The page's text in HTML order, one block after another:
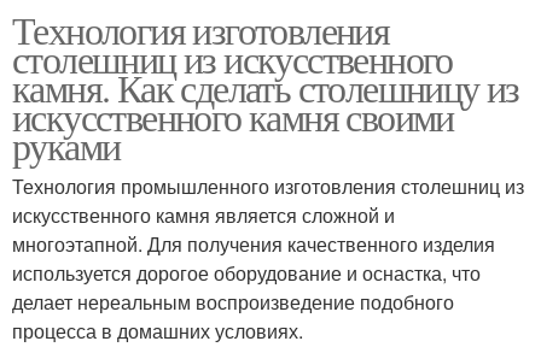
Технология изготовления
столешниц из искусственного
камня. Как сделать столешницу из
искусственного камня своими
руками
Технология промышленного изготовления столешниц из
искусственного камня является сложной и
многоэтапной. Для получения качественного изделия
используется дорогое оборудование и оснастка, что
делает нереальным воспроизведение подобного
процесса в домашних условиях.